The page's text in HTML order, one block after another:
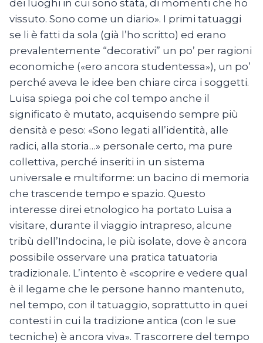
dei luoghi in cui sono stata, di momenti che ho
vissuto. Sono come un diario». I primi tatuaggi
se li è fatti da sola (già l’ho scritto) ed erano
prevalentemente “decorativi” un po’ per ragioni
economiche («ero ancora studentessa»), un po’
perché aveva le idee ben chiare circa i soggetti.
Luisa spiega poi che col tempo anche il
significato è mutato, acquisendo sempre più
densità e peso: «Sono legati all’identità, alle
radici, alla storia…» personale certo, ma pure
collettiva, perché inseriti in un sistema
universale e multiforme: un bacino di memoria
che trascende tempo e spazio. Questo
interesse direi etnologico ha portato Luisa a
visitare, durante il viaggio intrapreso, alcune
tribù dell’Indocina, le più isolate, dove è ancora
possibile osservare una pratica tatuatoria
tradizionale. L’intento è «scoprire e vedere qual
è il legame che le persone hanno mantenuto,
nel tempo, con il tatuaggio, soprattutto in quei
contesti in cui la tradizione antica (con le sue
tecniche) è ancora viva». Trascorrere del tempo